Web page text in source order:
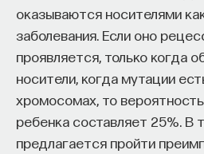
оказываются носителями
заболевания. Если оно
проявляется, только когда
носители, когда мутации
хромосомах, то
ребенка составляет 25%. В
предлагается пройти
Внеси свой